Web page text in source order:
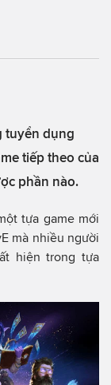
tuyển dụng
tiếp theo của
phần nào.
tựa game mới
mà nhiều người
hiện trong tựa